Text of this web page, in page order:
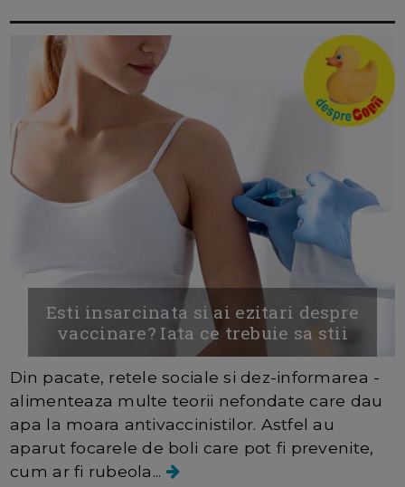
Esti insarcinata si ai ezitari despre
vaccinare? Iata ce trebuie sa stii
Din pacate, retele sociale si dez-informarea -
alimenteaza multe teorii nefondate care dau
apa la moara antivaccinistilor. Astfel au
aparut focarele de boli care pot fi prevenite,
cum ar fi rubeola...